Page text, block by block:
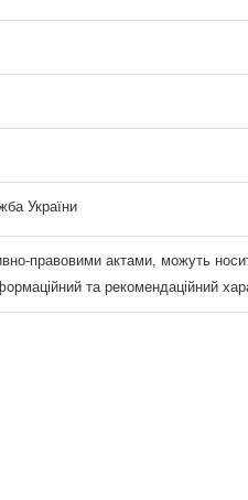
України
правовими актами, можуть
та рекомендаційний